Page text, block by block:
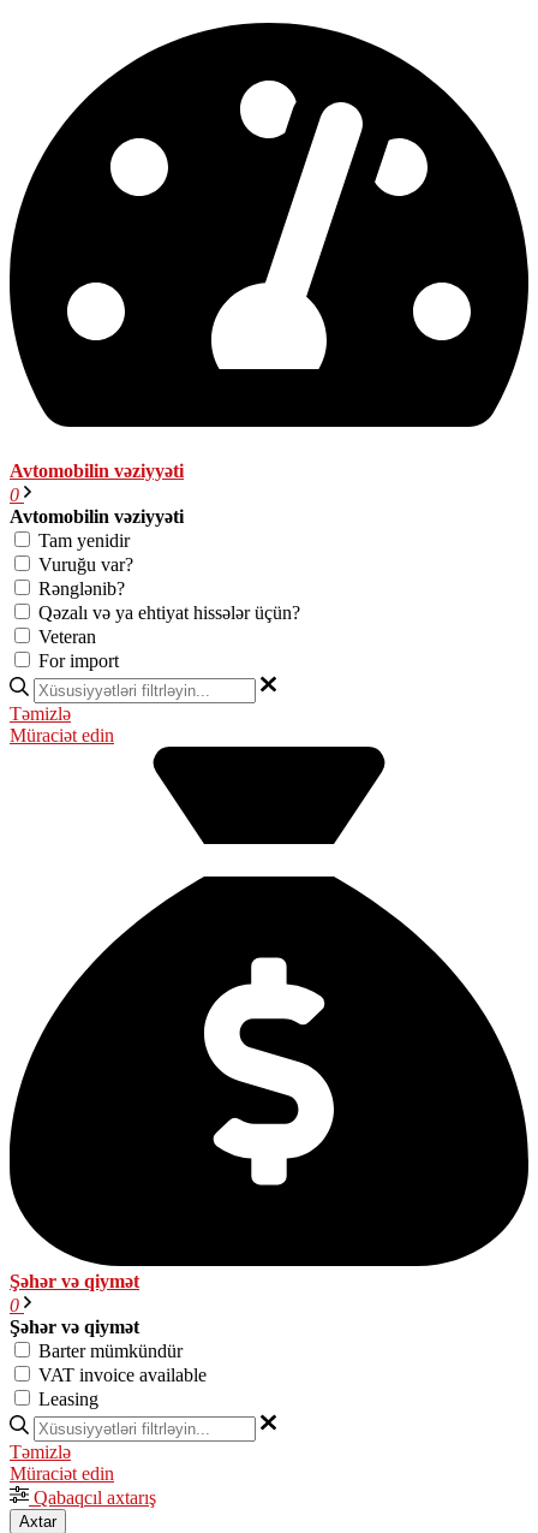
Avtomobilin vəziyyəti
0
Avtomobilin vəziyyəti
Tam yenidir
Vuruğu var?
Rənglənib?
Qəzalı və ya ehtiyat hissələr üçün?
Veteran
For import
Təmizlə
Müraciət edin
Şəhər və qiymət
0
Şəhər və qiymət
Barter mümkündür
VAT invoice available
Leasing
Təmizlə
Müraciət edin
Qabaqcıl axtarış
Axtar